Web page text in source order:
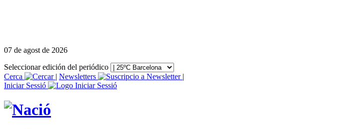
07 de agost de 2026
Seleccionar edición del periódico
Cerca
| Newsletters
|
Iniciar Sessió